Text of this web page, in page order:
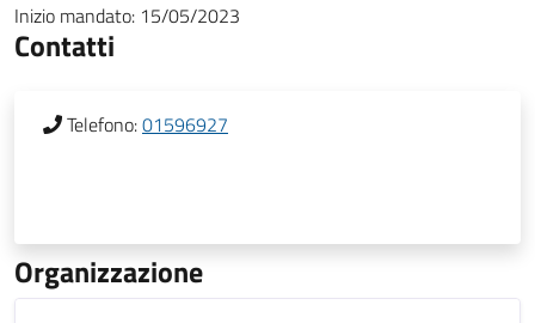
Inizio mandato: 15/05/2023
Contatti
Telefono:01596927
Organizzazione